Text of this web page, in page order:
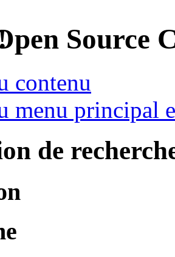
Source
contenu
menu principal
de